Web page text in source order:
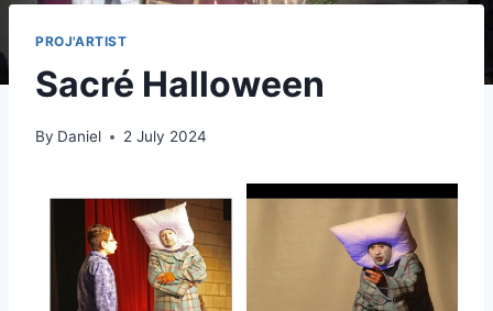
PROJ'ARTIST
Sacré Halloween
By Daniel 2 July 2024